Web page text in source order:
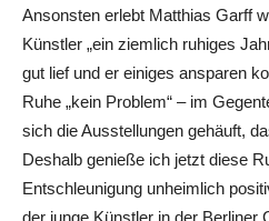
Ansonsten erlebt Matthias Garff
Künstler „ein ziemlich ruhiges
gut lief und er einiges ansparen
Ruhe „kein Problem“ – im
sich die Ausstellungen gehäuft,
Deshalb genieße ich jetzt diese
Entschleunigung unheimlich